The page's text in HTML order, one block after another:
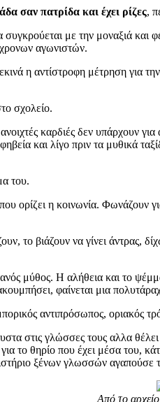
σαν πατρίδα και έχει ρίζες,
συγκρούεται με την μοναξιά
αγωνιστών.
η αντίστροφη μέτρηση για
σχολείο.
καρδιές δεν υπάρχουν για
και λίγο πριν τα μυθικά
του.
ορίζει η κοινωνία. Φωνάζουν
το βιάζουν να γίνει
μύθος. Η αλήθεια και το
φαίνεται μια
αντιπρόσωπος, οριακός
στις γλώσσες τους αλλα
το θηρίο που έχει μέσα του,
ξένων γλωσσών αγαπούσε
Από το